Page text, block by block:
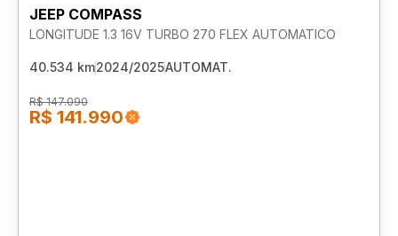
JEEP COMPASS
LONGITUDE 1.3 16V TURBO 270 FLEX AUTOMATICO
40.534 km2024/2025AUTOMAT.
R$ 147.090
R$ 141.990